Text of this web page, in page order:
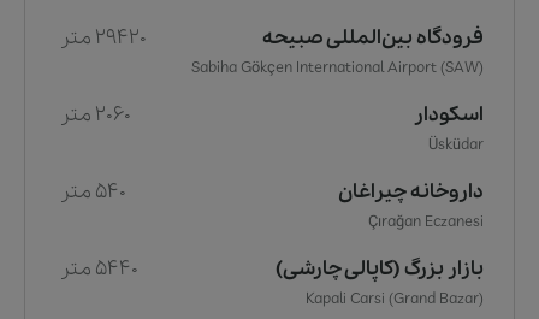
فرودگاه بین‌المللی صبیحه 29420 متر
Sabiha Gökçen International Airport (SAW)
اسکودار 2060 متر
Üsküdar
داروخانه چیراغان 540 متر
Çırağan Eczanesi
بازار بزرگ (کاپالی چارشی) 5440 متر
Kapali Carsi (Grand Bazar)